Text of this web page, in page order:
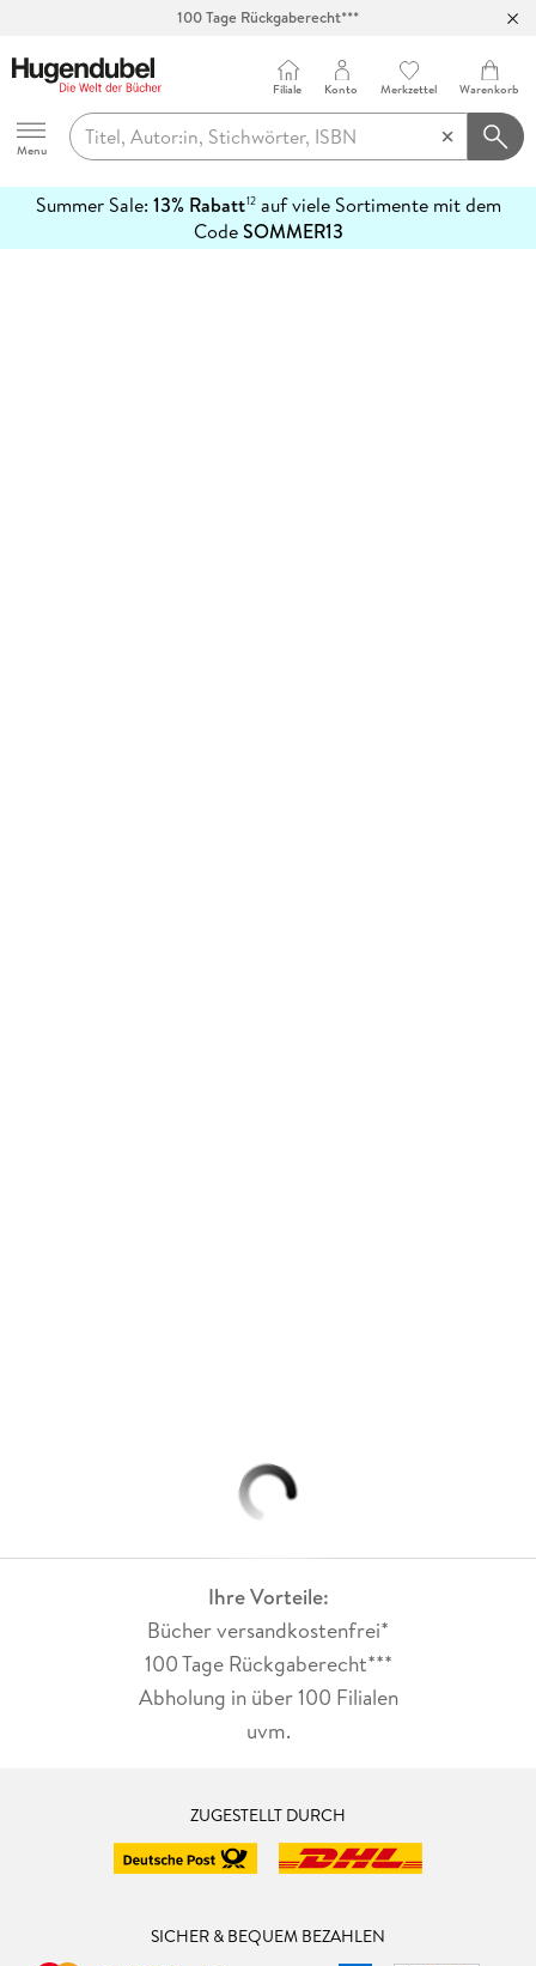
100 Tage Rückgaberecht***
Hugendubel
Menu
Filiale Konto Merkzettel Warenkorb
Summer Sale: 13% Rabatt12auf viele Sortimente mit dem
CodeSOMMER13
erfahren
Ihre Vorteile:
Bücher versandkostenfrei*
100 Tage Rückgaberecht***
Abholung in über 100 Filialen
uvm.
ZUGESTELLT DURCH
SICHER & BEQUEM BEZAHLEN